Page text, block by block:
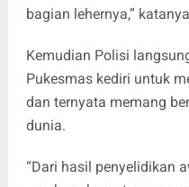
bagian lehernya,”
Kemudian Polisi
Pukesmas kediri untuk
dan ternyata memang
dunia.
“Dari hasil penyelidikan